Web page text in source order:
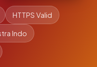
HTTPS Valid
Indo